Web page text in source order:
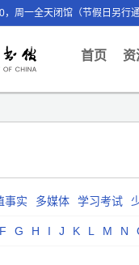
周一全天闭馆（节假日另行
首页 资
事实 多媒体 学习考试
F G H I J K L M N